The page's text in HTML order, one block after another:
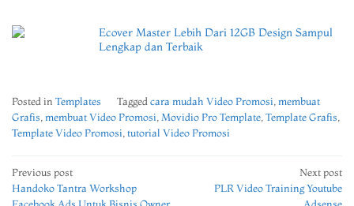
Ecover Master Lebih Dari 12GB Design Sampul
Lengkap dan Terbaik
Posted in Templates Tagged cara mudah Video Promosi membuat
Grafis membuat Video Promosi Movidio Pro Template Template Grafis
Template Video Promosi tutorial Video Promosi
Post
navigation
Previous post
Handoko Tantra Workshop
Next post
PLR Video Training Youtube